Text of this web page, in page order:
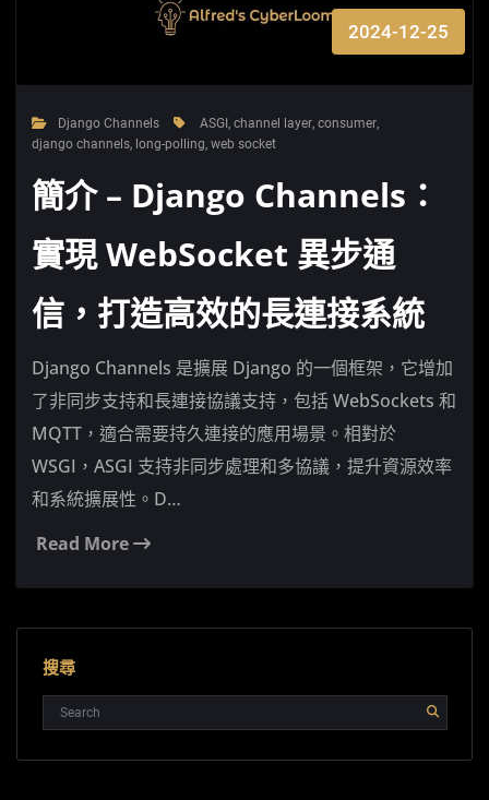
2024-12-25
Django Channels ASGI,channel layer,consumer,
django channels, long-polling,web socket
簡介 – Django Channels：
實現 WebSocket 異步通
信，打造高效的長連接系統
Django Channels 是擴展 Django 的一個框架，它增加
了非同步支持和長連接協議支持，包括 WebSockets 和
MQTT，適合需要持久連接的應用場景。相對於
WSGI，ASGI 支持非同步處理和多協議，提升資源效率
和系統擴展性。D…
Read More
搜尋